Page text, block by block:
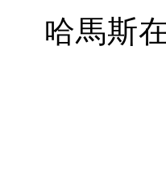
哈馬斯